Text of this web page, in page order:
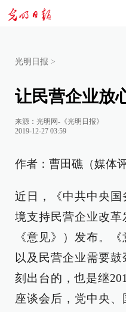
光明日报 >
让民营企业放
来源： 光明网-《光明日报》
2019-12-27 03:59
作者：曹田礁（媒体
近日，《中共中央
境支持民营企业改
《意见》）发布。
以及民营企业需要
刻出台的，也是继
座谈会后，党中央